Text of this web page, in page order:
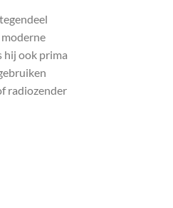
hij ook prima
radiozender